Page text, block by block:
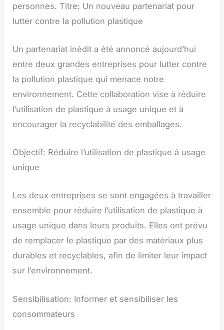
personnes. Titre: Un nouveau partenariat pour
lutter contre la pollution plastique
Un partenariat inédit a été annoncé aujourd’hui
entre deux grandes entreprises pour lutter contre
la pollution plastique qui menace notre
environnement. Cette collaboration vise à réduire
l’utilisation de plastique à usage unique et à
encourager la recyclabilité des emballages.
Objectif: Réduire l’utilisation de plastique à usage
unique
Les deux entreprises se sont engagées à travailler
ensemble pour réduire l’utilisation de plastique à
usage unique dans leurs produits. Elles ont prévu
de remplacer le plastique par des matériaux plus
durables et recyclables, afin de limiter leur impact
sur l’environnement.
Sensibilisation: Informer et sensibiliser les
consommateurs